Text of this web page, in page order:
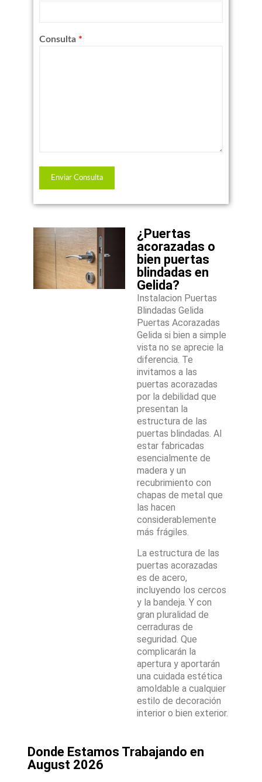
Consulta *
¿Puertas
acorazadas o
bien puertas
blindadas en
Gelida?
Instalacion Puertas
Blindadas Gelida
Puertas Acorazadas
Gelida si bien a simple
vista no se aprecie la
diferencia. Te
invitamos a las
puertas acorazadas
por la debilidad que
presentan la
estructura de las
puertas blindadas. Al
estar fabricadas
esencialmente de
madera y un
recubrimiento con
chapas de metal que
las hacen
considerablemente
más frágiles.
La estructura de las
puertas acorazadas
es de acero,
incluyendo los cercos
y la bandeja. Y con
gran pluralidad de
cerraduras de
seguridad. Que
complicarán la
apertura y aportarán
una cuidada estética
amoldable a cualquier
estilo de decoración
interior o bien exterior.
Donde Estamos Trabajando en
August 2026